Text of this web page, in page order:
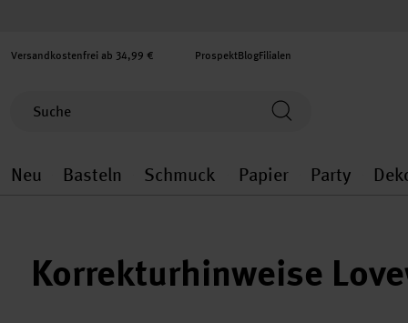
Versandkostenfrei ab 34,99 € ProspektBlogFilialen
Neu
Neu general.openMenu
Basteln
Basteln general.openMenu
Schmuck
Schmuck
Papier
Papier
Party
Korrekturhinweise